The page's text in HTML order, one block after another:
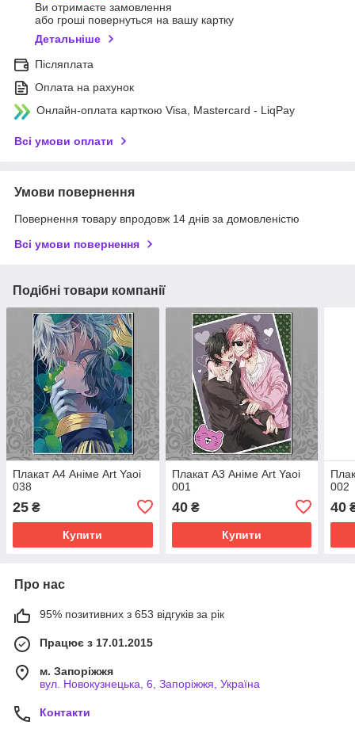
Ви отримаєте замовлення
або гроші повернуться на вашу картку
Детальніше
Післяплата
Оплата на рахунок
Онлайн-оплата карткою Visa, Mastercard - LiqPay
Всі умови оплати
Умови повернення
Повернення товару впродовж 14 днів за домовленістю
Всі умови повернення
Подібні товари компанії
Плакат А4 Аніме Art Yaoi
038
25 ₴
Купити
Плакат А3 Аніме Art Yaoi
001
40₴
Купити
002
40
Про нас
95% позитивних з 653 відгуків за рік
Працює з 17.01.2015
м. Запоріжжя
вул. Новокузнецька, 6, Запоріжжя, Україна
Контакти